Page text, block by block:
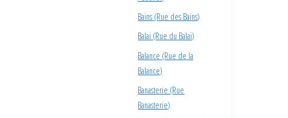
Bains (Rue des Bains)
Balai (Rue du Balai)
Balance (Rue de la
Balance)
Banasterie (Rue
Banasterie)